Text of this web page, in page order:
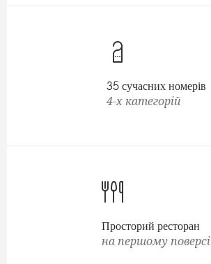
35 сучасних номерів
4-х категорій
Просторий ресторан
на першому поверсі